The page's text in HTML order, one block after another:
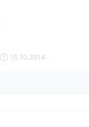
15.10.2014